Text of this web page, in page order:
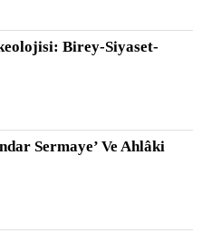
Birey-Siyaset-
Sermaye’ Ve Ahlâki